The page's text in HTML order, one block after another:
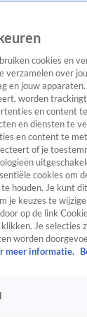
Het beste
WeerTip de
cookies en
verzamelen over
en jouw apparaten.
worden
en content
en diensten te
en content te
of je
cookies om
houden. Je kunt
je keuzes te
op de link
Je selecties
worden
meer informatie.